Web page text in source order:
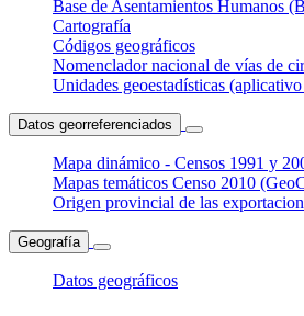
Base de Asentamientos Humanos
Cartografía
Códigos geográficos
Nomenclador nacional de vías de
Unidades geoestadísticas
Datos georreferenciados
Mapa dinámico - Censos 1991 y
Mapas temáticos Censo 2010
Origen provincial de las
Geografía
Datos geográficos